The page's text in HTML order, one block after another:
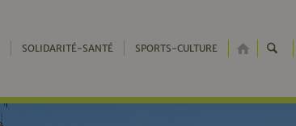
SOLIDARITÉ-SANTÉ SPORTS-CULTURE RETOUR